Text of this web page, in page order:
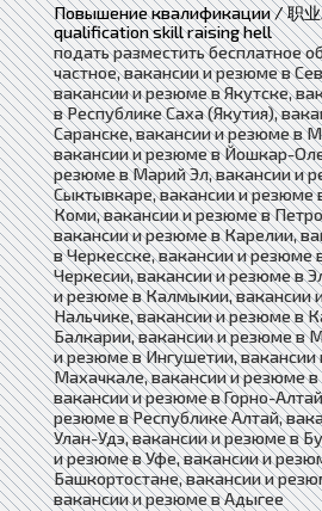
Повышение квалификации / 职
qualification skill raising hell
подать разместить бесплатное
частное, вакансии и резюме в
вакансии и резюме в Якутске,
в Республике Саха (Якутия),
Саранске, вакансии и резюме в
вакансии и резюме в Йошкар-
резюме в Марий Эл, вакансии и
Сыктывкаре, вакансии и резюме
Коми, вакансии и резюме в
вакансии и резюме в Карелии,
в Черкесске, вакансии и резюме
Черкесии, вакансии и резюме в
и резюме в Калмыкии, вакансии
Нальчике, вакансии и резюме в
Балкарии, вакансии и резюме в
и резюме в Ингушетии,
Махачкале, вакансии и резюме в
вакансии и резюме в Горно-
резюме в Республике Алтай,
Улан-Удэ, вакансии и резюме в
и резюме в Уфе, вакансии и
Башкортостане, вакансии и
вакансии и резюме в Адыгее